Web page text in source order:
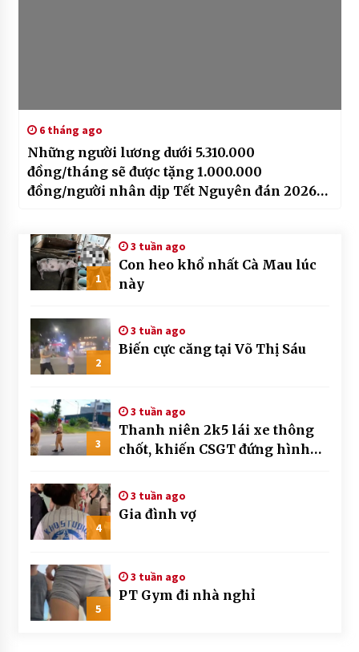
6 tháng ago
Những người lương dưới 5.310.000
đồng/tháng sẽ được tặng 1.000.000
đồng/người nhân dịp Tết Nguyên đán 2026
1
3 tuần ago
Con heo khổ nhất Cà Mau lúc
này
2
3 tuần ago
Biến cực căng tại Võ Thị Sáu
3
3 tuần ago
Thanh niên 2k5 lái xe thông
chốt, khiến CSGT đứng hình
4
3 tuần ago
Gia đình vợ
5
3 tuần ago
PT Gym đi nhà nghỉ